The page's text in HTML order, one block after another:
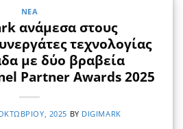
ΝΈΑ
ανάμεσα στους
τεχνολογίας
με δύο βραβεία
Partner Awards 2025
2025 BY DIGIMARK